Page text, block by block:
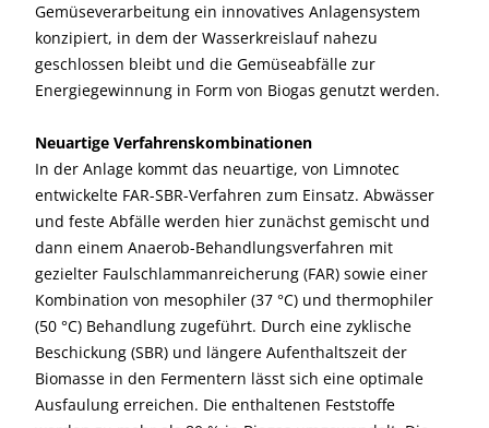
Gemüseverarbeitung ein innovatives Anlagensystem
konzipiert, in dem der Wasserkreislauf nahezu
geschlossen bleibt und die Gemüseabfälle zur
Energiegewinnung in Form von Biogas genutzt werden.
Neuartige Verfahrenskombinationen
In der Anlage kommt das neuartige, von Limnotec
entwickelte FAR-SBR-Verfahren zum Einsatz. Abwässer
und feste Abfälle werden hier zunächst gemischt und
dann einem Anaerob-Behandlungsverfahren mit
gezielter Faulschlammanreicherung (FAR) sowie einer
Kombination von mesophiler (37 °C) und thermophiler
(50 °C) Behandlung zugeführt. Durch eine zyklische
Beschickung (SBR) und längere Aufenthaltszeit der
Biomasse in den Fermentern lässt sich eine optimale
Ausfaulung erreichen. Die enthaltenen Feststoffe